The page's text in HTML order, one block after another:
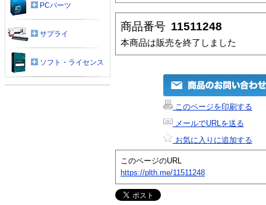
商品番号 11511248
本商品は販売を終了しました
このページを印刷する
メールでURLを送る
お気に入りに追加する
このページのURL
https://plth.me/11511248
PCパーツ
サプライ
ソフト・ライセンス